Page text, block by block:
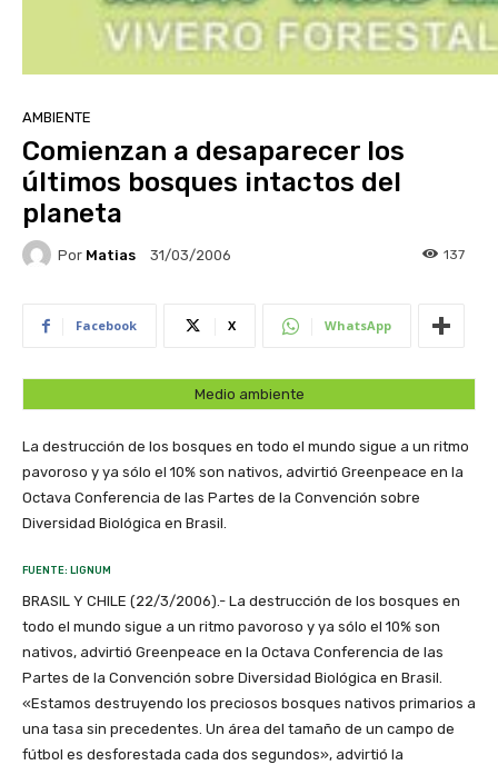
AMBIENTE
Comienzan a desaparecer los
últimos bosques intactos del
planeta
Por Matias 31/03/2006 137
Facebook X WhatsApp
Medio ambiente
La destrucción de los bosques en todo el mundo sigue a un ritmo
pavoroso y ya sólo el 10% son nativos, advirtió Greenpeace en la
Octava Conferencia de las Partes de la Convención sobre
Diversidad Biológica en Brasil.
FUENTE: LIGNUM
BRASIL Y CHILE (22/3/2006).- La destrucción de los bosques en
todo el mundo sigue a un ritmo pavoroso y ya sólo el 10% son
nativos, advirtió Greenpeace en la Octava Conferencia de las
Partes de la Convención sobre Diversidad Biológica en Brasil.
«Estamos destruyendo los preciosos bosques nativos primarios a
una tasa sin precedentes. Un área del tamaño de un campo de
fútbol es desforestada cada dos segundos», advirtió la